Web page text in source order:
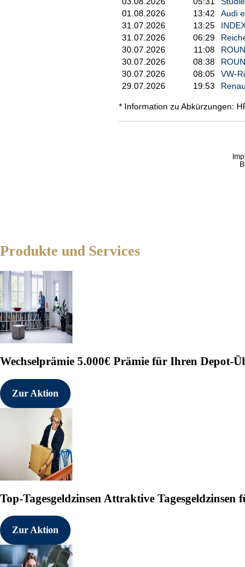
01.08.2026
13:42
Audi
31.07.2026
13:25
31.07.2026
06:29
30.07.2026
11:08
30.07.2026
08:38
30.07.2026
08:05
VW-
29.07.2026
19:53
* Information zu Abkürzungen:
Produkte und Services
Wechselprämie 5.000€ Prämie für Ihren Depot-
Zur Aktion
Top-Tagesgeldzinsen Attraktive Tagesgeldzinsen
Zur Aktion